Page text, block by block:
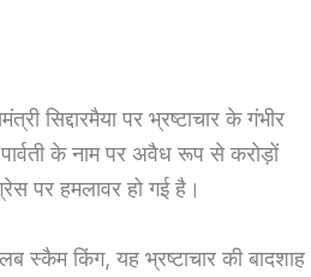
सिद्दारमैया पर भ्रष्टाचार के गंभीर
के नाम पर अवैध रूप से करोड़ों
पर हमलावर हो गई है।
स्कैम किंग, यह भ्रष्टाचार की बादशाह